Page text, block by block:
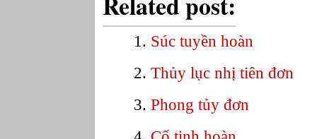
Súc tuyền hoàn
Thủy lục nhị tiên đơn
Phong tủy đơn